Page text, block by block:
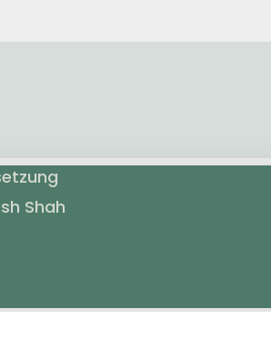
Shah